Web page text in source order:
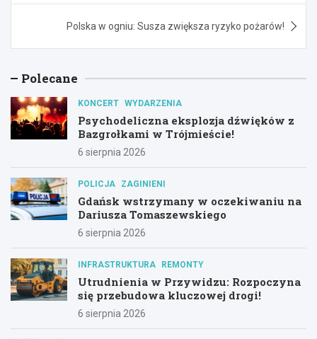
Polska w ogniu: Susza zwiększa ryzyko pożarów!
Polecane
KONCERT WYDARZENIA
Psychodeliczna eksplozja dźwięków z
Bazgrołkami w Trójmieście!
6 sierpnia 2026
POLICJA ZAGINIENI
Gdańsk wstrzymany w oczekiwaniu na
Dariusza Tomaszewskiego
6 sierpnia 2026
INFRASTRUKTURA REMONTY
Utrudnienia w Przywidzu: Rozpoczyna
się przebudowa kluczowej drogi!
6 sierpnia 2026